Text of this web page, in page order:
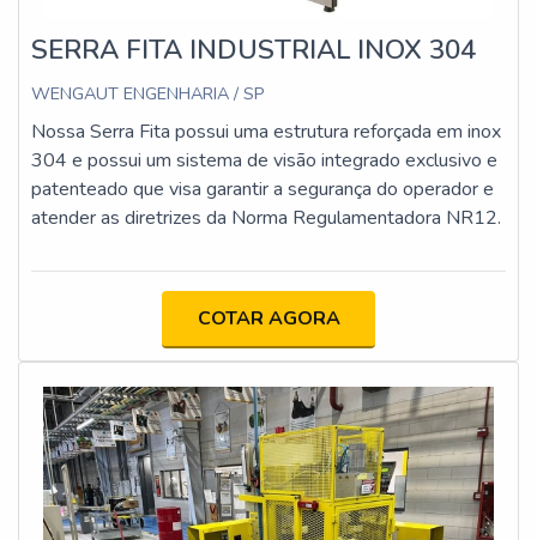
SERRA FITA INDUSTRIAL INOX 304
WENGAUT ENGENHARIA / SP
Nossa Serra Fita possui uma estrutura reforçada em inox
304 e possui um sistema de visão integrado exclusivo e
patenteado que visa garantir a segurança do operador e
atender as diretrizes da Norma Regulamentadora NR12.
COTAR AGORA